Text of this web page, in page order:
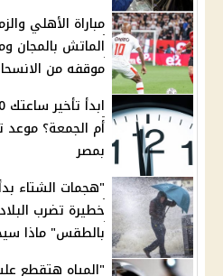
مباراة الأهلي
الماتش بالمجان
موقفه من
أم الجمعة؟ موعد
بمصر
خطيرة تضرب
بالطقس" ماذا
"المياه هتقطع